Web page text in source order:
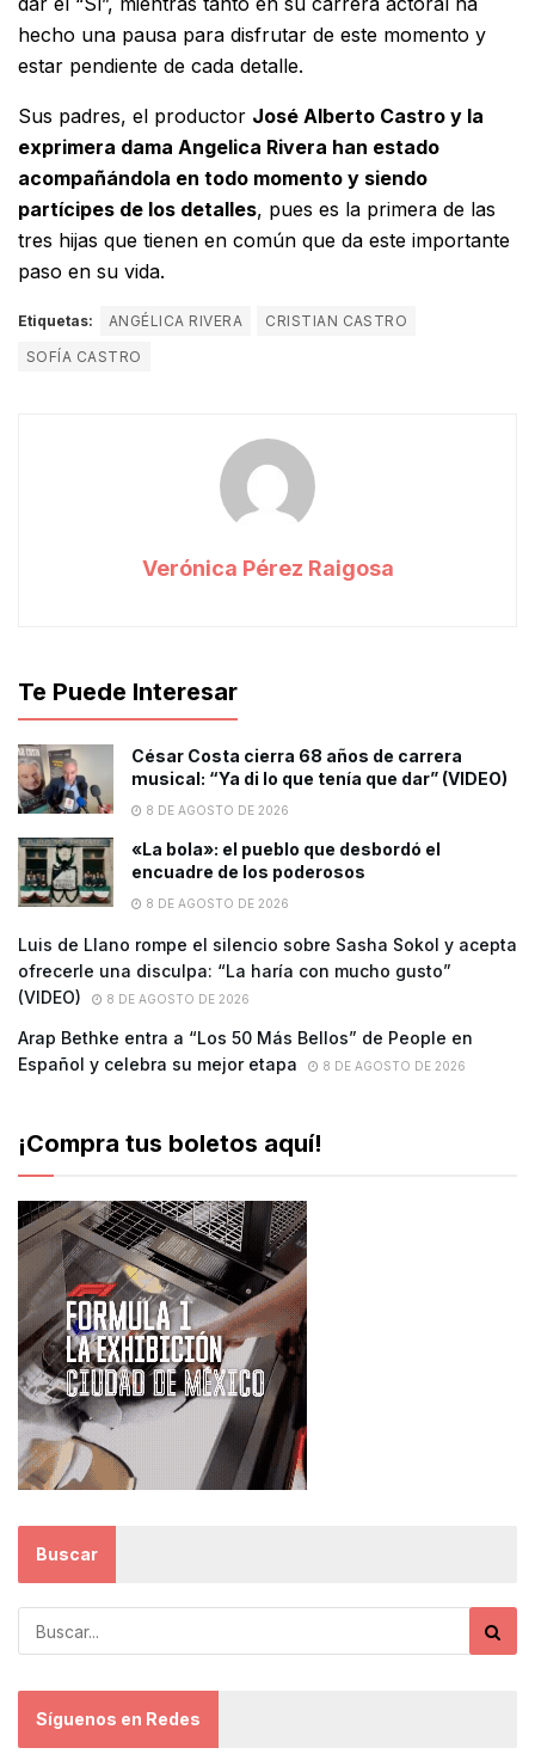
hecho una pausa para disfrutar de este momento y
estar pendiente de cada detalle.
Sus padres, el productor José Alberto Castro y la
exprimera dama Angelica Rivera han estado
acompañándola en todo momento y siendo
partícipes de los detalles, pues es la primera de las
tres hijas que tienen en común que da este importante
paso en su vida.
Etiquetas: ANGÉLICA RIVERA
CRISTIAN CASTRO
SOFÍA CASTRO
Verónica Pérez Raigosa
Te Puede Interesar
César Costa cierra 68 años de carrera
musical: “Ya di lo que tenía que dar” (VIDEO)
8 DE AGOSTO DE 2026
«La bola»: el pueblo que desbordó el
encuadre de los poderosos
8 DE AGOSTO DE 2026
Luis de Llano rompe el silencio sobre Sasha Sokol y acepta
ofrecerle una disculpa: “La haría con mucho gusto”
(VIDEO)
8 DE AGOSTO DE 2026
Arap Bethke entra a “Los 50 Más Bellos” de People en
Español y celebra su mejor etapa
8 DE AGOSTO DE 2026
¡Compra tus boletos aquí!
Buscar
Síguenos en Redes